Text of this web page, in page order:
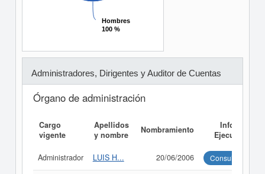
Hombres
100 %
Hombres
100 %
Administradores, Dirigentes y Auditor de Cuentas
Órgano de administración
Cargo
vigente
Apellidos
y nombre
Nombramiento
Informe
Ejecutivo
Administrador LUIS H... 20/06/2006 Consultar